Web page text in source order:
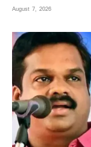
August 7, 2026